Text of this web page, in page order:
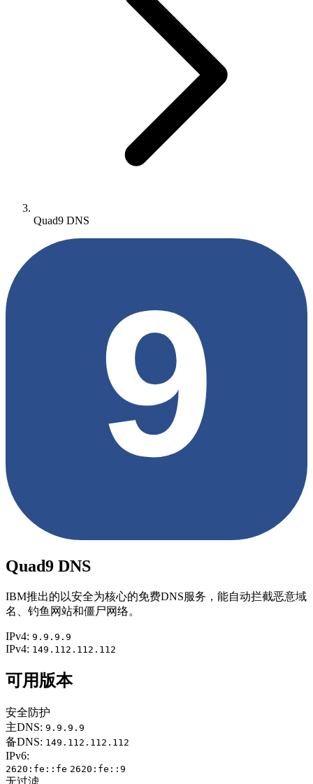
Quad9 DNS
9
Quad9 DNS
IBM推出的以安全为核心的免费DNS服务，能自动拦截恶意域
名、钓鱼网站和僵尸网络。
IPv4: 9.9.9.9
IPv4: 149.112.112.112
可用版本
安全防护
主DNS: 9.9.9.9
备DNS: 149.112.112.112
IPv6:
2620:fe::fe 2620:fe::9
无过滤